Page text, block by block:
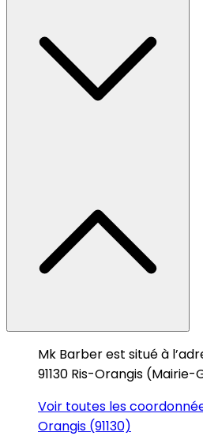
Mk Barber est situé à
91130 Ris-Orangis (Mairie-
Voir toutes les
Orangis (91130)